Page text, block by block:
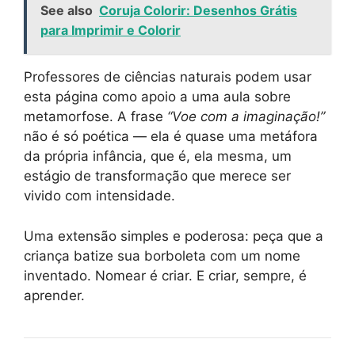
See also Coruja Colorir: Desenhos Grátis
para Imprimir e Colorir
Professores de ciências naturais podem usar
esta página como apoio a uma aula sobre
metamorfose. A frase “Voe com a imaginação!”
não é só poética — ela é quase uma metáfora
da própria infância, que é, ela mesma, um
estágio de transformação que merece ser
vivido com intensidade.
Uma extensão simples e poderosa: peça que a
criança batize sua borboleta com um nome
inventado. Nomear é criar. E criar, sempre, é
aprender.